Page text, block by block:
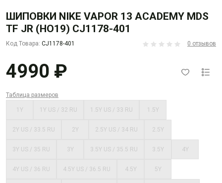
ШИПОВКИ NIKE VAPOR 13 ACADEMY MDS
TF JR (HO19) CJ1178-401
Код Товара: CJ1178-401 0 отзывов
4990 ₽
Таблица размеров
1Y 1Y US / 32 RU 1.5Y US / 33 RU 1.5Y
2Y US / 33.5 RU 2Y 2.5Y US / 34 RU 2.5Y
3Y US / 35 RU 3Y 3.5Y US / 35.5 RU 3.5Y 4Y
4Y US / 36 RU 4.5Y US / 36.5 RU 4.5Y 5Y